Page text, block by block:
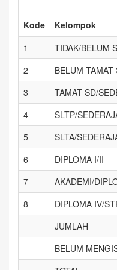
Kode Kelompok
1
TIDAK/BELUM
2
BELUM TAMAT
3
TAMAT SD/
4
SLTP/
5
SLTA/
6
DIPLOMA I/II
7
AKADEMI/
8
DIPLOMA IV/
JUMLAH
BELUM